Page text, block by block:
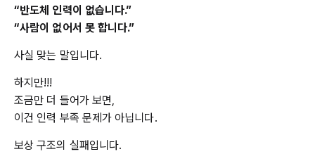
“반도체 인력이 없습니다.”
“사람이 없어서 못 합니다.”
사실 맞는 말입니다.
하지만!!!
조금만 더 들어가 보면,
이건 인력 부족 문제가 아닙니다.
보상 구조의 실패입니다.